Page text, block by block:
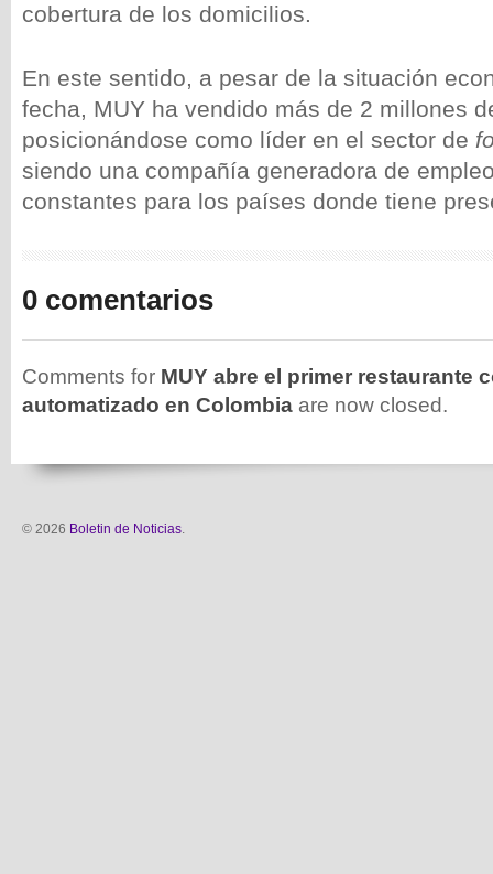
cobertura de los domicilios.
En este sentido, a pesar de la situación
fecha, MUY ha vendido más de 2 millones
posicionándose como líder en el sector de
siendo una compañía generadora de
constantes para los países donde tiene
0 comentarios
Comments for MUY abre el primer restaurante
automatizado en Colombia are now closed.
© 2026 Boletin de Noticias.